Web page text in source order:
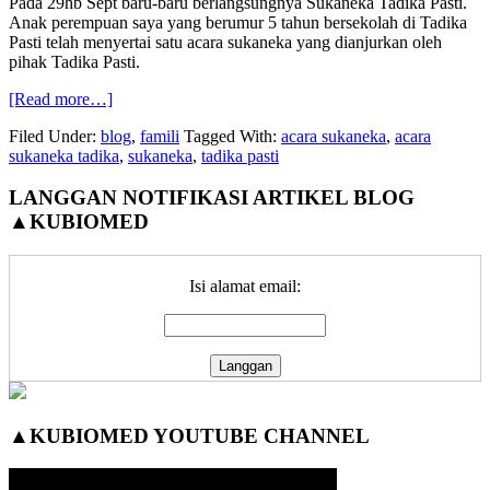
Anak perempuan saya yang berumur 5 tahun bersekolah di Tadika
Pasti telah menyertai satu acara sukaneka yang dianjurkan oleh
pihak Tadika Pasti.
[Read more…]about
anak-
anak
menyertai
Sukaneka
Pasti
Filed Under: blog, famili Tagged With: acara sukaneka, acara
sukaneka tadika, sukaneka, tadika pasti
Primary
Sidebar
LANGGAN NOTIFIKASI ARTIKEL BLOG
▲KUBIOMED
Isi alamat email:
▲KUBIOMED YOUTUBE CHANNEL